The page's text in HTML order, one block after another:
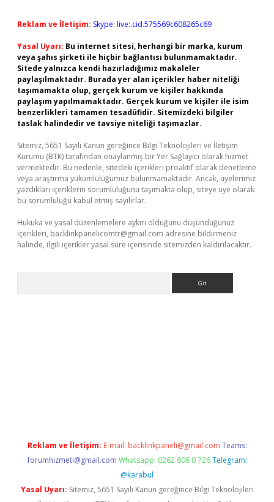
Reklam ve İletişim: Skype: live:.cid.575569c608265c69
Yasal Uyarı: Bu internet sitesi, herhangi bir marka, kurum
veya şahıs şirketi ile hiçbir bağlantısı bulunmamaktadır.
Sitede yalnızca kendi hazırladığımız makaleler
paylaşılmaktadır. Burada yer alan içerikler haber niteliği
taşımamakta olup, gerçek kurum ve kişiler hakkında
paylaşım yapılmamaktadır. Gerçek kurum ve kişiler ile isim
benzerlikleri tamamen tesadüfidir. Sitemizdeki bilgiler
taslak halindedir ve tavsiye niteliği taşımazlar.
Sitemiz, 5651 Sayılı Kanun gereğince Bilgi Teknolojileri ve İletişim
Kurumu (BTK) tarafından onaylanmış bir Yer Sağlayıcı olarak hizmet
vermektedir. Bu nedenle, sitedeki içerikleri proaktif olarak denetleme
veya araştırma yükümlülüğümüz bulunmamaktadır. Ancak, üyelerimiz
yazdıkları içeriklerin sorumluluğunu taşımakta olup, siteye üye olarak
bu sorumluluğu kabul etmiş sayılırlar.
Hukuka ve yasal düzenlemelere aykırı olduğunu düşündüğünüz
içerikleri, backlinkpanelicomtr@gmail.com adresine bildirmeniz
halinde, ilgili içerikler yasal süre içerisinde sitemizden kaldırılacaktır.
Reklam ve İletişim: E-mail: backlinkpaneli@gmail.com Teams:
forumhizmeti@gmail.com Whatsapp: 0262 606 0 726 Telegram:
@karabul
Yasal Uyarı: Sitemiz, 5651 Sayılı Kanun gereğince Bilgi Teknolojileri